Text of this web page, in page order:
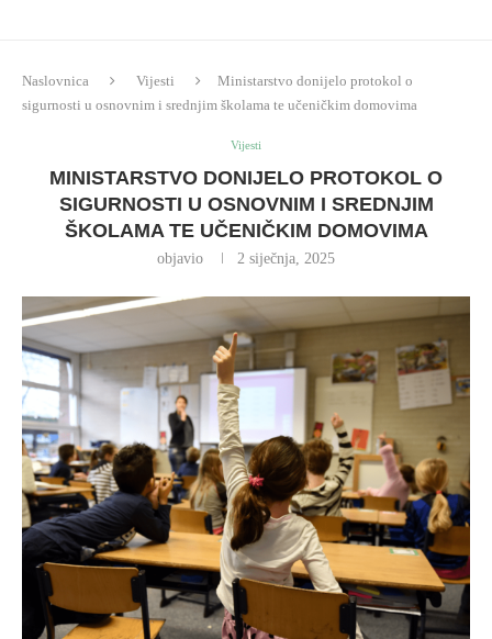
Naslovnica Vijesti
Ministarstvo donijelo protokol o
sigurnosti u osnovnim i srednjim školama te učeničkim domovima
Vijesti
MINISTARSTVO DONIJELO PROTOKOL O
SIGURNOSTI U OSNOVNIM I SREDNJIM
ŠKOLAMA TE UČENIČKIM DOMOVIMA
objavio 2 siječnja, 2025